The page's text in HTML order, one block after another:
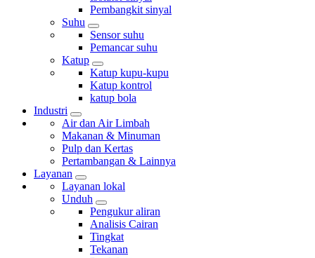
Pembangkit sinyal
Suhu
Sensor suhu
Pemancar suhu
Katup
Katup kupu-kupu
Katup kontrol
katup bola
Industri
Air dan Air Limbah
Makanan & Minuman
Pulp dan Kertas
Pertambangan & Lainnya
Layanan
Layanan lokal
Unduh
Pengukur aliran
Analisis Cairan
Tingkat
Tekanan